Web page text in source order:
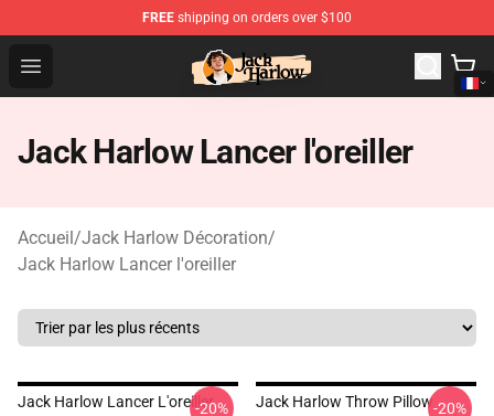
FREE shipping on orders over $100
Open menu
Jack Harlow Shop - Official Jack Harlow Merchandise
Jack Harlow Lancer l'oreiller
Accueil/Jack Harlow Décoration/
Jack Harlow Lancer l'oreiller
Jack Harlow Lancer L'oreiller-20% Jack Harlow Throw Pillow-20%